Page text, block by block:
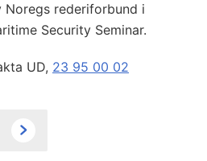
Noregs rederiforbund i
Security Seminar.
UD, 23 95 00 02